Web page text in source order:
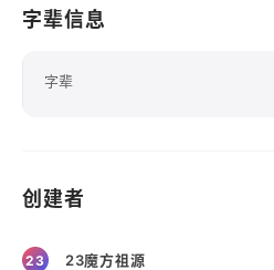
字辈信息
字辈
创建者
23 23魔方祖源